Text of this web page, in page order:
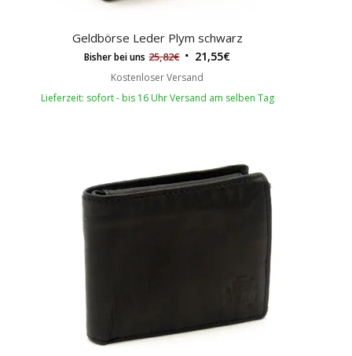
Geldbörse Leder Plym schwarz
Bisher bei uns 25,82€ 21,55€
Kostenloser Versand
Lieferzeit: sofort - bis 16 Uhr Versand am selben Tag